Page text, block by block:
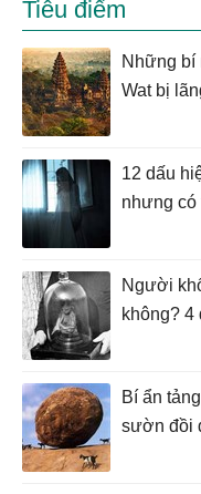
Tiêu điểm
Những bí
Wat bị
12 dấu
nhưng
Người
không?
Bí ẩn
sườn đồi